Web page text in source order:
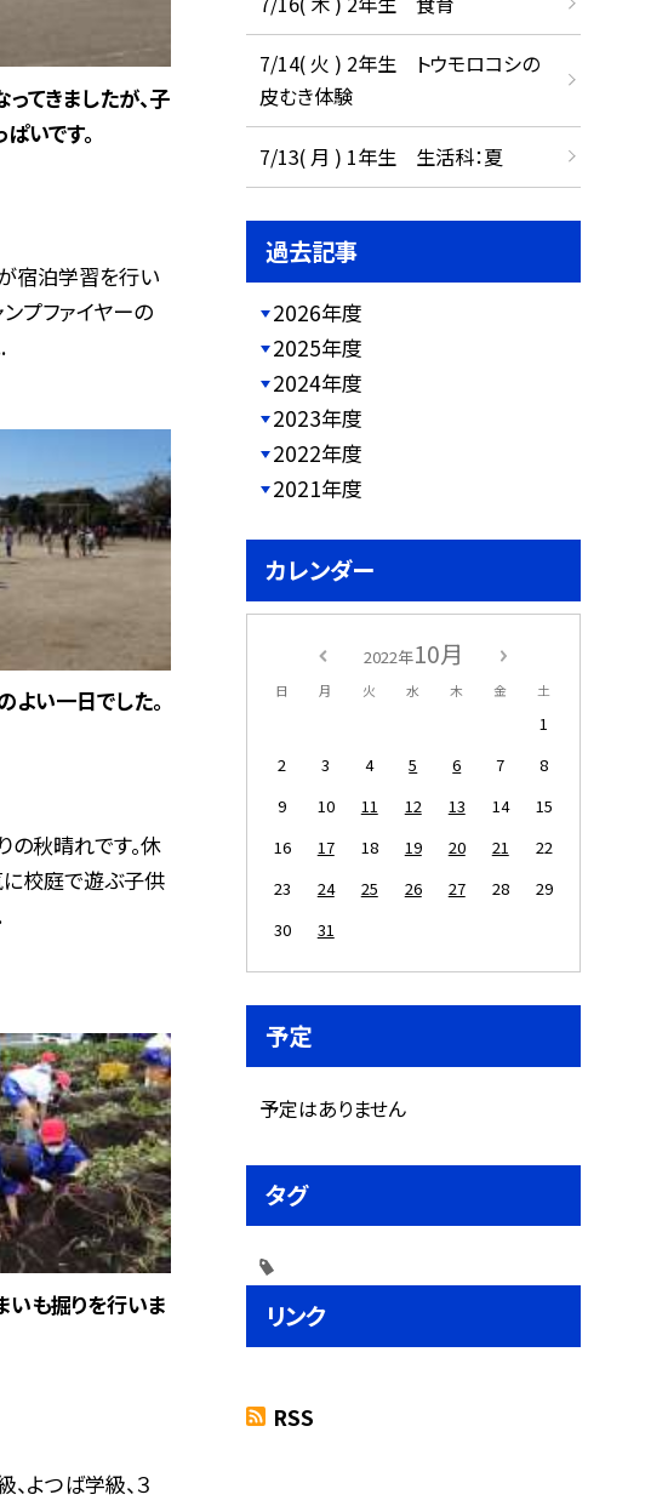
てきましたが、子
いです。
宿泊学習を行い
ンプファイヤーの
よい一日でした。
の秋晴れです。休
校庭で遊ぶ子供
いも掘りを行いま
、よつば学級、３
7/14( 火 ) 2年生 トウモロコシの
皮むき体験
7/13( 月 ) 1年生 生活科：夏
過去記事
2026年度
2025年度
2024年度
2023年度
2022年度
2021年度
カレンダー
2022年10月
日 月 火 水 木 金 土
1
2
3 4 5 6 7
8
9
10 11 12 13 14
15
16
17 18 19 20 21
22
23
24 25 26 27 28
29
30
31
予定
予定はありません
タグ
リンク
RSS